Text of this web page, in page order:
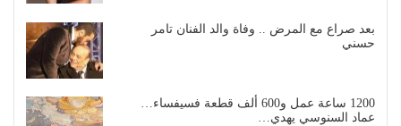
بعد صراع مع المرض .. وفاة والد الفنان تامر
حسني
1200 ساعة عمل و600 ألف قطعة فسيفساء…
عماد السنوسي يهدي…